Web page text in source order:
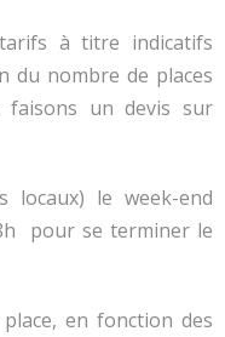
à titre indicatifs
du nombre de places
faisons un devis sur
locaux) le week-end
pour se terminer le
en fonction des